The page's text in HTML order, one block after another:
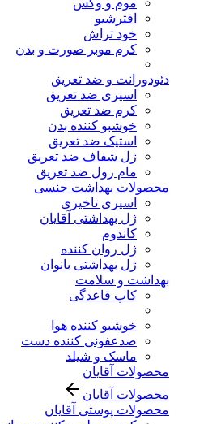
موم و وکس
افترشیو
خود تراش
کرم موبر صورت و بدن
دئودورانت و ضد تعریق
اسپری ضد تعریق
کرم ضد تعریق
خوشبو کننده بدن
استیک ضد تعریق
ژل شفاف ضد تعریق
مام رول ضد تعریق
محصولات بهداشت جنسی
اسپری تاخیری
ژل بهداشتی آقایان
کاندوم
ژل روان کننده
ژل بهداشتی بانوان
بهداشت و سلامت
کاپ قاعدگی
خوشبو کننده هوا
ضدعفونی کننده دست
ماسک و شیلد
محصولات آقایان
محصولات آقایان
محصولات پوستی آقایان